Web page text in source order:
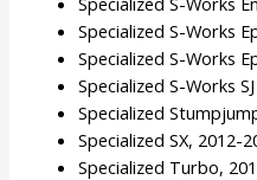
Specialized S-Works
Specialized S-Works
Specialized S-Works
Specialized
Specialized SX, 2012-
Specialized Turbo,